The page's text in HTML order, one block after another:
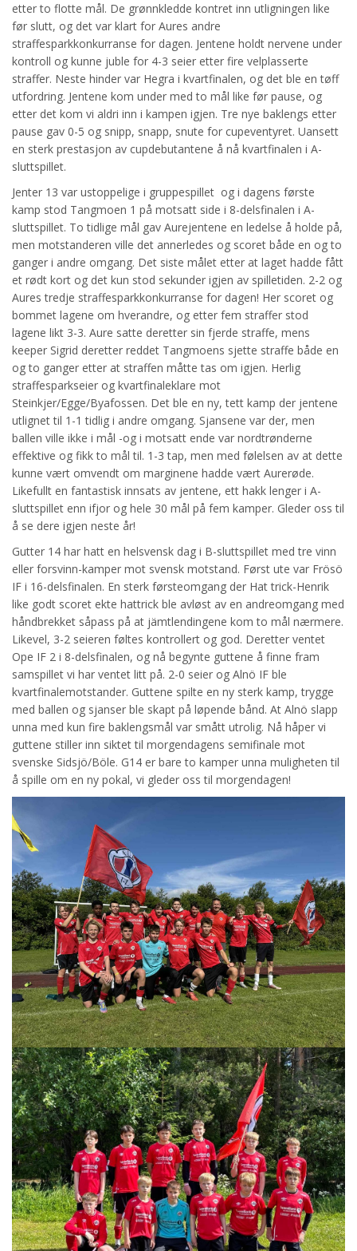
etter to flotte mål. De grønnkledde kontret inn utligningen like
før slutt, og det var klart for Aures andre
straffesparkkonkurranse for dagen. Jentene holdt nervene under
kontroll og kunne juble for 4-3 seier etter fire velplasserte
straffer. Neste hinder var Hegra i kvartfinalen, og det ble en tøff
utfordring. Jentene kom under med to mål like før pause, og
etter det kom vi aldri inn i kampen igjen. Tre nye baklengs etter
pause gav 0-5 og snipp, snapp, snute for cupeventyret. Uansett
en sterk prestasjon av cupdebutantene å nå kvartfinalen i A-
sluttspillet.
Jenter 13 var ustoppelige i gruppespillet og i dagens første
kamp stod Tangmoen 1 på motsatt side i 8-delsfinalen i A-
sluttspillet. To tidlige mål gav Aurejentene en ledelse å holde på,
men motstanderen ville det annerledes og scoret både en og to
ganger i andre omgang. Det siste målet etter at laget hadde fått
et rødt kort og det kun stod sekunder igjen av spilletiden. 2-2 og
Aures tredje straffesparkkonkurranse for dagen! Her scoret og
bommet lagene om hverandre, og etter fem straffer stod
lagene likt 3-3. Aure satte deretter sin fjerde straffe, mens
keeper Sigrid deretter reddet Tangmoens sjette straffe både en
og to ganger etter at straffen måtte tas om igjen. Herlig
straffesparkseier og kvartfinaleklare mot
Steinkjer/Egge/Byafossen. Det ble en ny, tett kamp der jentene
utlignet til 1-1 tidlig i andre omgang. Sjansene var der, men
ballen ville ikke i mål -og i motsatt ende var nordtrønderne
effektive og fikk to mål til. 1-3 tap, men med følelsen av at dette
kunne vært omvendt om marginene hadde vært Aurerøde.
Likefullt en fantastisk innsats av jentene, ett hakk lenger i A-
sluttspillet enn ifjor og hele 30 mål på fem kamper. Gleder oss til
å se dere igjen neste år!
Gutter 14 har hatt en helsvensk dag i B-sluttspillet med tre vinn
eller forsvinn-kamper mot svensk motstand. Først ute var Frösö
IF i 16-delsfinalen. En sterk førsteomgang der Hat trick-Henrik
like godt scoret ekte hattrick ble avløst av en andreomgang med
håndbrekket såpass på at jämtlendingene kom to mål nærmere.
Likevel, 3-2 seieren føltes kontrollert og god. Deretter ventet
Ope IF 2 i 8-delsfinalen, og nå begynte guttene å finne fram
samspillet vi har ventet litt på. 2-0 seier og Alnö IF ble
kvartfinalemotstander. Guttene spilte en ny sterk kamp, trygge
med ballen og sjanser ble skapt på løpende bånd. At Alnö slapp
unna med kun fire baklengsmål var smått utrolig. Nå håper vi
guttene stiller inn siktet til morgendagens semifinale mot
svenske Sidsjö/Böle. G14 er bare to kamper unna muligheten til
å spille om en ny pokal, vi gleder oss til morgendagen!